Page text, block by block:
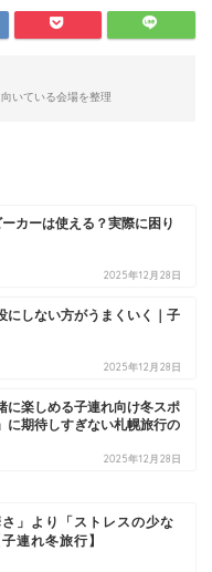
いている会場を整理
カーは使える？実際に困り
2025年12月28日
にしない方がうまくいく｜子
2025年12月28日
に楽しめる子連れ向け冬スポ
に期待しすぎない札幌旅行の
2025年12月28日
」より「ストレスの少な
連れ冬旅行】